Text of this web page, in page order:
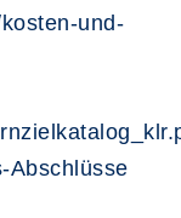
und-
Abschlüsse